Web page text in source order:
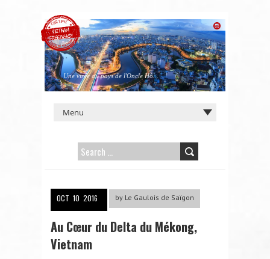
Une virée au pays de l'Oncle Hô...
SEARCH
OCT 10 2016 by Le Gaulois de Saïgon
Au Cœur du Delta du Mékong,
Vietnam